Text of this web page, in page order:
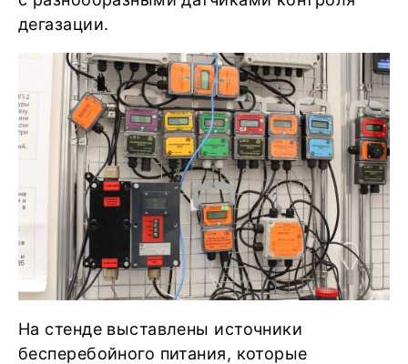
дегазации.
На стенде выставлены источники
бесперебойного питания, которые